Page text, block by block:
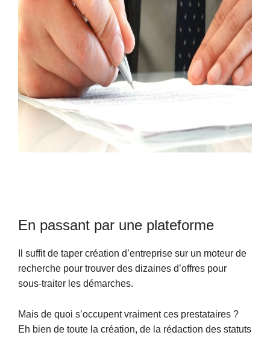
En passant par une plateforme
Il suffit de taper création d’entreprise sur un moteur de
recherche pour trouver des dizaines d’offres pour
sous-traiter les démarches.
Mais de quoi s’occupent vraiment ces prestataires ?
Eh bien de toute la création, de la rédaction des statuts